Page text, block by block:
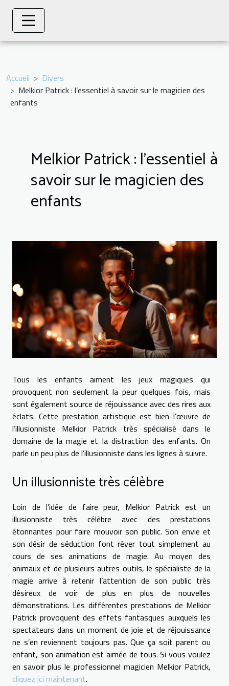
Accueil
Divers
Melkior Patrick : l’essentiel à savoir sur le magicien des
enfants
Melkior Patrick : l’essentiel à
savoir sur le magicien des
enfants
Tous les enfants aiment les jeux magiques qui
provoquent non seulement la peur quelques fois, mais
sont également source de réjouissance avec des rires aux
éclats. Cette prestation artistique est bien l’œuvre de
l’illusionniste Melkior Patrick très spécialisé dans le
domaine de la magie et la distraction des enfants. On
parle un peu plus de l’illusionniste dans les lignes à suivre.
Un illusionniste très célèbre
Loin de l’idée de faire peur, Melkior Patrick est un
illusionniste très célèbre avec des prestations
étonnantes pour faire mouvoir son public. Son envie et
son désir de séduction font rêver tout simplement au
cours de ses animations de magie. Au moyen des
animaux et de plusieurs autres outils, le spécialiste de la
magie arrive à retenir l’attention de son public très
désireux de voir de plus en plus de nouvelles
démonstrations. Les différentes prestations de Melkior
Patrick provoquent des effets fantasques auxquels les
spectateurs dans un moment de joie et de réjouissance
ne s’en reviennent toujours pas. Que ça soit parent ou
enfant, son animation est aimée de tous. Si vous voulez
en savoir plus le professionnel magicien Melkior Patrick,
cliquez ici maintenant.